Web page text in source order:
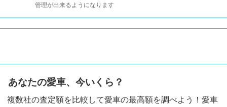
管理が出来るようになります
あなたの愛車、今いくら？
複数社の査定額を比較して愛車の最高額を調べよう！愛車